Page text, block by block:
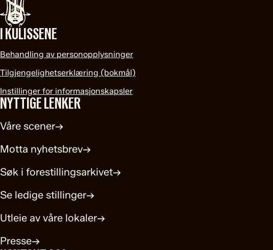
I KULISSENE
Behandling av personopplysninger
Tilgjengelighetserklæring (bokmål)
Instillinger for informasjonskapsler
NYTTIGE LENKER
Våre scener→
Motta nyhetsbrev→
Søk i forestillingsarkivet→
Se ledige stillinger→
Utleie av våre lokaler→
Presse→